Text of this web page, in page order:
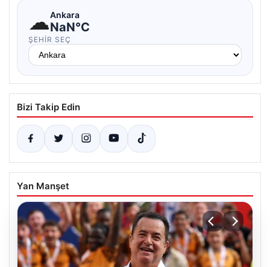
☁Ankara
NaN°C
ŞEHIR SEÇ
Bizi Takip Edin
Yan Manşet